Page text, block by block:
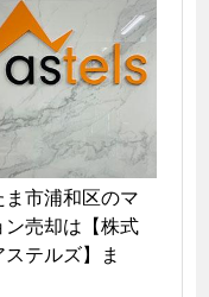
ま市浦和区のマ
ン売却は【株式
テルズ】ま